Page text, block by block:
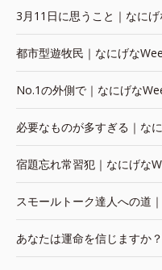
3月11日に思うこと｜なに
都市型遊牧民｜なにげな
No.1の外側で｜なにげな
必要なものが多すぎる｜な
宿題忘れ常習犯｜なにげな
スモールトーク達人への道
あなたは運命を信じますか